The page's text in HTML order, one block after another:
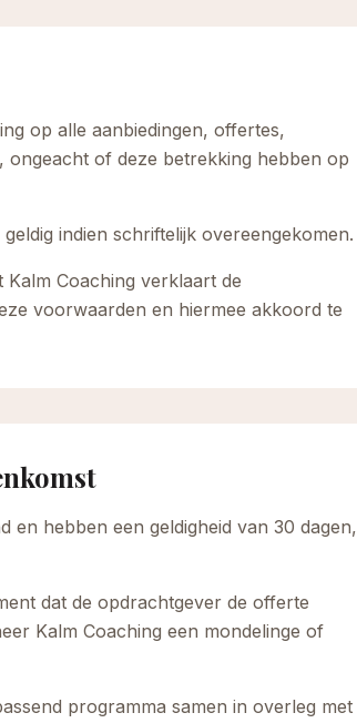
op alle aanbiedingen, offertes,
ongeacht of deze betrekking hebben op
indien schriftelijk overeengekomen.
Coaching verklaart de
voorwaarden en hiermee akkoord te
en hebben een geldigheid van 30 dagen,
dat de opdrachtgever de offerte
Kalm Coaching een mondelinge of
programma samen in overleg met